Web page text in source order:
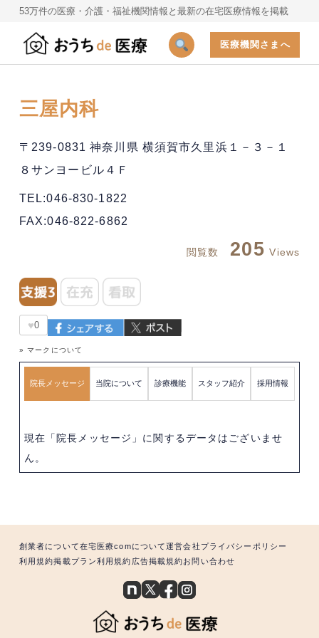
53万件の医療・介護・福祉機関情報と最新の在宅医療情報を掲載
医療機関さまへ
三屋内科
〒239-0831 神奈川県 横須賀市久里浜１－３－１
８サンヨービル４Ｆ
TEL:046-830-1822
FAX:046-822-6862
閲覧数 205 Views
♥0
» マークについて
院長メッセージ 当院について 診療機能 スタッフ紹介 採用情報
現在「院長メッセージ」に関するデータはございませ
ん。
創業者について在宅医療comについて運営会社 プライバシーポリシー
利用規約掲載プラン利用規約 広告掲載規約お問い合わせ